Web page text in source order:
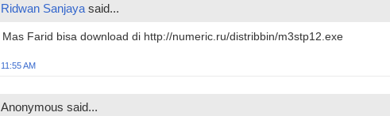
Ridwan Sanjayasaid...
Mas Farid bisa download di http://numeric.ru/distribbin/m3stp12.exe
11:55 AM
Anonymous said...